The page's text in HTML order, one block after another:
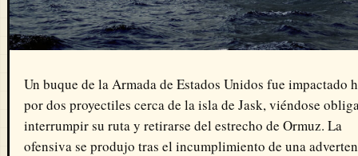
Un buque de la Armada de Estados Unidos fue impactado
por dos proyectiles cerca de la isla de Jask, viéndose
interrumpir su ruta y retirarse del estrecho de Ormuz. La
ofensiva se produjo tras el incumplimiento de una